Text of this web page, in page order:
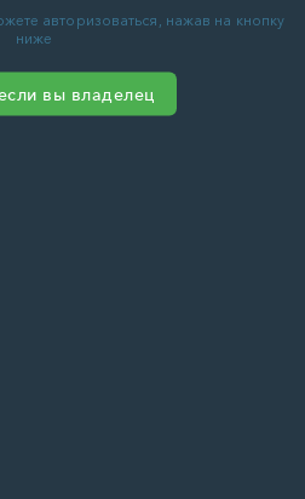
авторизоваться, нажав на кнопку
ниже
вы владелец